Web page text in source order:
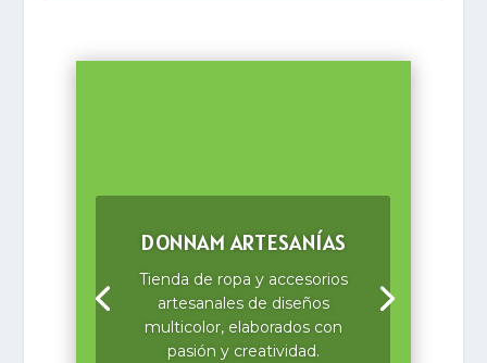
DONNAM ARTESANÍAS
Tienda de ropa y accesorios
artesanales de diseños
multicolor, elaborados con
pasión y creatividad.